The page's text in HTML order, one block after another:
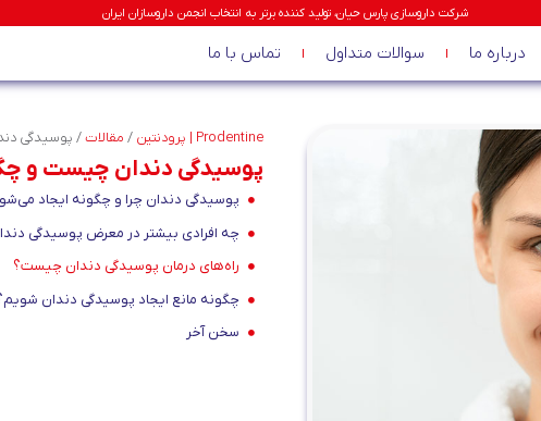
شرکت داروسازی پارس حیان، تولید کننده برتر به انتخاب انجمن داروسازان ایران
درباره ما سوالات متداول تماس با ما
Prodentine | پرودنتین / مقالات/ پوسیدگی
پوسیدگی دندان چیست و
پوسیدگی دندان چرا و چگونه ایجاد
چه افرادی بیشتر در معرض پوسیدگی
راه‌های درمان پوسیدگی دندان چیست؟
چگونه مانع ایجاد پوسیدگی دندان
سخن آخر